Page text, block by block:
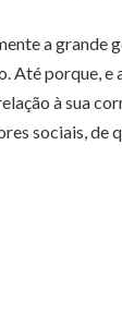
a
porque,
à sua
sociais,